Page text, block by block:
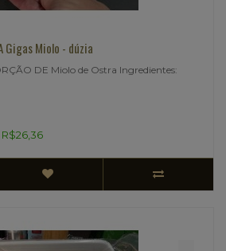
Gigas Miolo - dúzia
DE Miolo de Ostra Ingredientes: